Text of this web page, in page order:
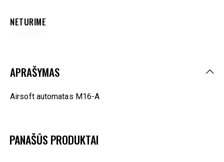
NETURIME
APRAŠYMAS
Airsoft automatas M16-A
PANAŠŪS PRODUKTAI